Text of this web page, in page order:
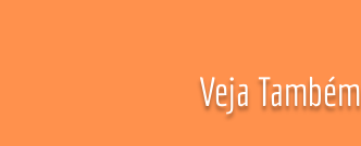
Veja Também